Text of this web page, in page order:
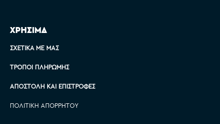
ΧΡΗΣΙΜΑ
ΣΧΕΤΙΚΆ ΜΕ ΜΑΣ
ΤΡΌΠΟΙ ΠΛΗΡΩΜΉΣ
ΑΠΟΣΤΟΛΉ ΚΑΙ ΕΠΙΣΤΡΟΦΈΣ
ΠΟΛΙΤΙΚΉ ΑΠΟΡΡΉΤΟΥ